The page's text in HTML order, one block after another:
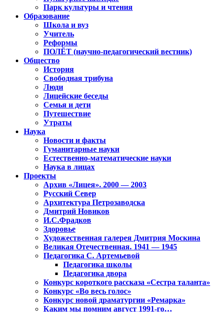
Парк культуры и чтения
Образование
Школа и вуз
Учитель
Реформы
ПОЛЁТ (научно-педагогический вестник)
Общество
История
Свободная трибуна
Люди
Лицейские беседы
Семья и дети
Путешествие
Утраты
Наука
Новости и факты
Гуманитарные науки
Естественно-математические науки
Наука в лицах
Проекты
Архив «Лицея». 2000 — 2003
Русский Север
Архитектура Петрозаводска
Дмитрий Новиков
И.С.Фрадков
Здоровье
Художественная галерея Дмитрия Москина
Великая Отечественная. 1941 — 1945
Педагогика С. Артемьевой
Педагогика школы
Педагогика двора
Конкурс короткого рассказа «Сестра таланта»
Конкурс «Во весь голос»
Конкурс новой драматургии «Ремарка»
Каким мы помним август 1991-го…